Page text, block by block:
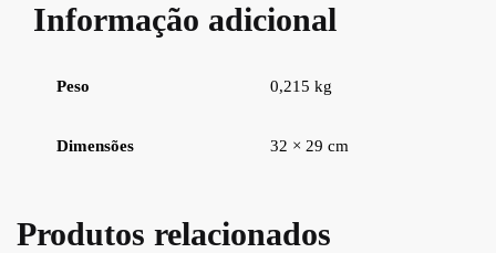
Informação adicional
Peso 0,215 kg
Dimensões 32 × 29 cm
Produtos relacionados